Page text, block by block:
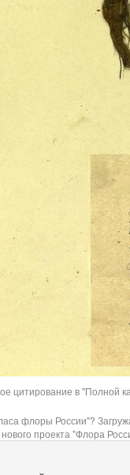
цитирование в "Полной
флоры России"?
проекта "Флора